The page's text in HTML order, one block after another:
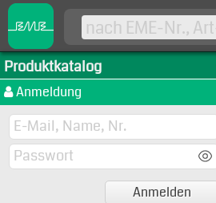
Produktkatalog
Anmeldung
Anmelden